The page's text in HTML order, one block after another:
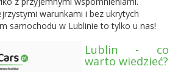
warunkami i bez ukrytych
samochodu w Lublinie to tylko u nas!
Lublin - co
warto wiedzieć?